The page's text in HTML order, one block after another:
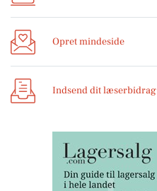
Opret mindeside
Indsend dit læserbidrag